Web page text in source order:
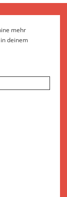
mehr
deinem